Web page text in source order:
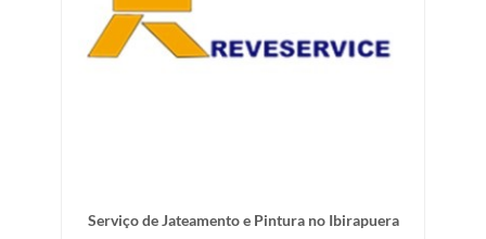
Serviço de Jateamento e Pintura no Ibirapuera